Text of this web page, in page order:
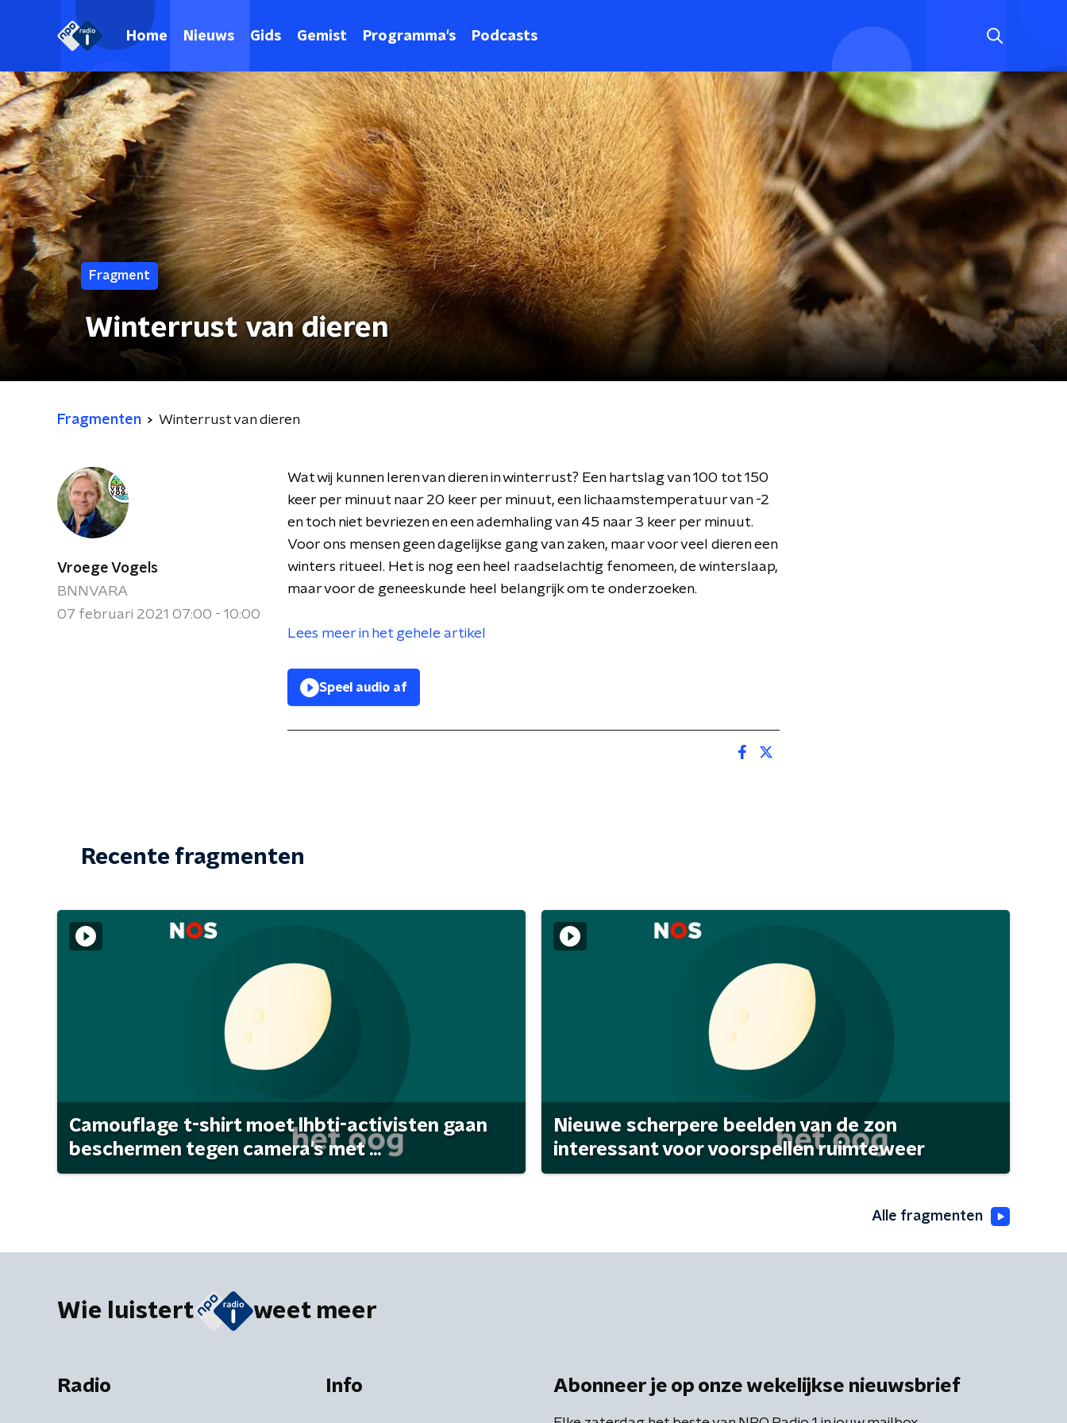
Home Nieuws Gids Gemist Programma's Podcasts
Fragment
Winterrust van dieren
Fragmenten Winterrust van dieren
Vroege Vogels
BNNVARA
07 februari 2021 07:00 - 10:00
Wat wij kunnen leren van dieren in winterrust? Een hartslag van 100 tot 150
keer per minuut naar 20 keer per minuut, een lichaamstemperatuur van -2
en toch niet bevriezen en een ademhaling van 45 naar 3 keer per minuut.
Voor ons mensen geen dagelijkse gang van zaken, maar voor veel dieren een
winters ritueel. Het is nog een heel raadselachtig fenomeen, de winterslaap,
maar voor de geneeskunde heel belangrijk om te onderzoeken.
Lees meer in het gehele artikel
Speel audio af
Recente fragmenten
Camouflage t-shirt moet lhbti-activisten gaan
beschermen tegen camera's met ...
Nieuwe scherpere beelden van de zon
interessant voor voorspellen ruimteweer
Alle fragmenten
Wie luistert weet meer
Radio Info Abonneer je op onze wekelijkse nieuwsbrief